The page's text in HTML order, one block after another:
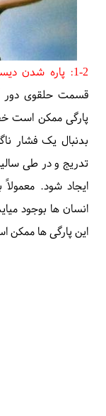
1-2: پاره شدن دیسک
قسمت حلقوی دور
پارگی ممکن است
بدنبال یک فشار
تدریج و در طی
ایجاد شود.
انسان ها بوجود
این پارگی ها